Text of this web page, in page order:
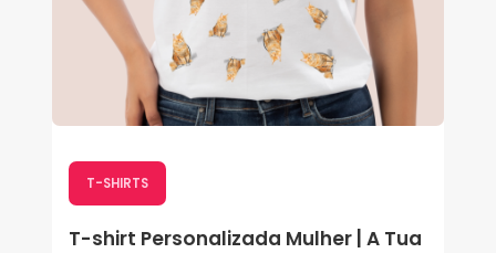
T-SHIRTS
T-shirt Personalizada Mulher | A Tua